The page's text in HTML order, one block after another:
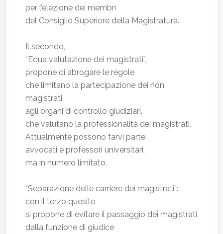
per l’elezione dei membri
del Consiglio Superiore della Magistratura.
Il secondo,
“Equa valutazione dei magistrati”,
propone di abrogare le regole
che limitano la partecipazione dei non
magistrati
agli organi di controllo giudiziari,
che valutano la professionalità dei magistrati.
Attualmente possono farvi parte
avvocati e professori universitari,
ma in numero limitato.
“Separazione delle carriere dei magistrati”:
con il terzo quesito
si propone di evitare il passaggio dei magistrati
dalla funzione di giudice